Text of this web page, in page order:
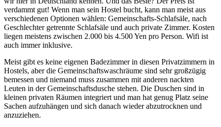
verdammt gut! Wenn man sein Hostel bucht, kann man meist aus
verschiedenen Optionen wählen: Gemeinschafts-Schlafsäle, nach
Geschlechter getrennte Schlafsäle und auch private Zimmer. Kosten
liegen meistens zwischen 2.000 bis 4.500 Yen pro Person. Wifi ist
auch immer inklusive.
Meist gibt es keine eigenen Badezimmer in diesen Privatzimmern in
Hostels, aber die Gemeinschaftswaschräume sind sehr großzügig
bemessen und niemand muss zusammen mit anderen nackten
Leuten in der Gemeinschaftsdusche stehen. Die Duschen sind in
kleinen privaten Räumen integriert und man hat genug Platz seine
Sachen aufzuhängen und sich danach wieder abzutrocknen und
anzuziehen.